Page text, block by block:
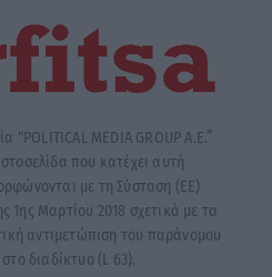
“POLITICAL MEDIA GROUP A.E.”
που κατέχει αυτή
με τη Σύσταση (ΕΕ)
1ης Μαρτίου 2018 σχετικά με τα
αντιμετώπιση του παράνομου
διαδίκτυο (L 63).